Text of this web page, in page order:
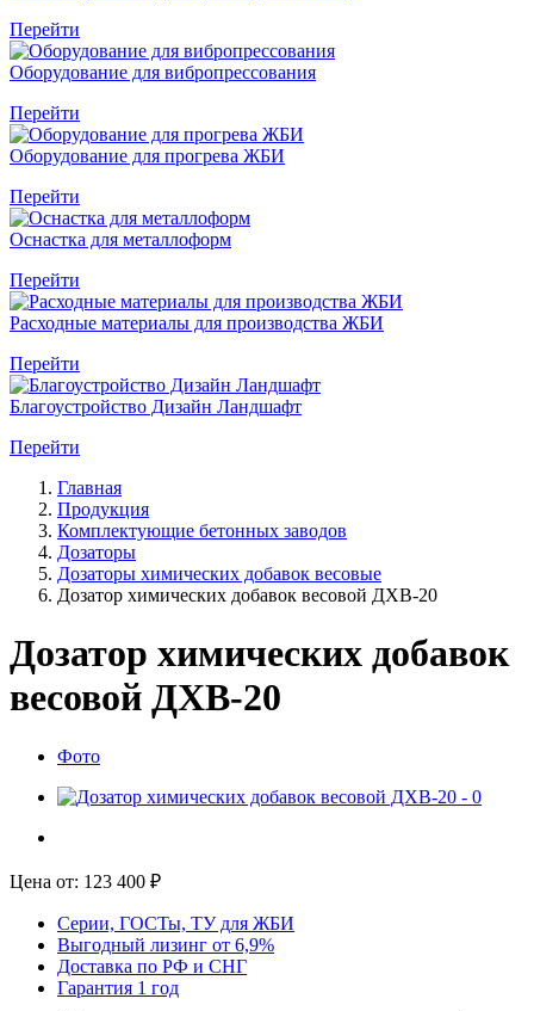
Перейти
Оборудование для вибропрессования
Перейти
Оборудование для прогрева ЖБИ
Перейти
Оснастка для металлоформ
Перейти
Расходные материалы для производства ЖБИ
Перейти
Благоустройство Дизайн Ландшафт
Перейти
Главная
Продукция
Комплектующие бетонных заводов
Дозаторы
Дозаторы химических добавок весовые
Дозатор химических добавок весовой ДХВ-20
Дозатор химических добавок
весовой ДХВ-20
Фото
Цена от: 123 400 ₽
Серии, ГОСТы, ТУ для ЖБИ
Выгодный лизинг от 6,9%
Доставка по РФ и СНГ
Гарантия 1 год